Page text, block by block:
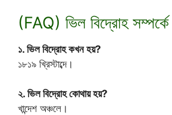
(FAQ) ভিল বিদ্রোহ সম্পর্কে
১. ভিল বিদ্রোহ কখন হয়?
১৮১৯ খ্রিস্টাব্দে।
২. ভিল বিদ্রোহ কোথায় হয়?
খান্দেশ অঞ্চলে।